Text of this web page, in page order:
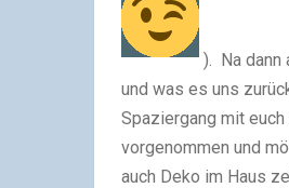
). Na dann
und was es uns
Spaziergang mit
vorgenommen und
auch Deko im Haus